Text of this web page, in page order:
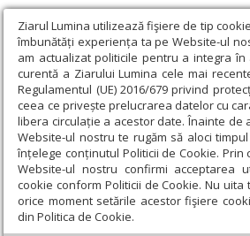
Ziarul Lumina utilizează fişiere de tip
îmbunătăți experiența ta pe Website-ul
am actualizat politicile pentru a integra
curentă a Ziarului Lumina cele mai
Regulamentul (UE) 2016/679 privind
ceea ce privește prelucrarea datelor cu
libera circulație a acestor date. Înainte de
Website-ul nostru te rugăm să aloci
înțelege conținutul Politicii de Cookie.
Website-ul nostru confirmi acceptarea
cookie conform Politicii de Cookie. Nu
orice moment setările acestor fişiere
din Politica de Cookie.
Ziarul Lumina › Societate › Reportaj ›
care uneşte generaţii
„Ulmi-Poleni”, memorialul
generaţii